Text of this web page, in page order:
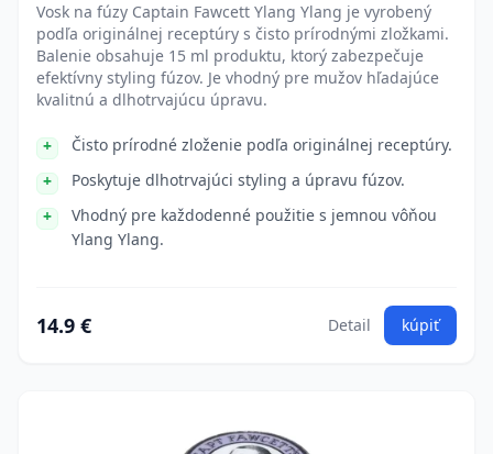
Vosk na fúzy Captain Fawcett Ylang Ylang je vyrobený
podľa originálnej receptúry s čisto prírodnými zložkami.
Balenie obsahuje 15 ml produktu, ktorý zabezpečuje
efektívny styling fúzov. Je vhodný pre mužov hľadajúce
kvalitnú a dlhotrvajúcu úpravu.
Čisto prírodné zloženie podľa originálnej receptúry.
Poskytuje dlhotrvajúci styling a úpravu fúzov.
Vhodný pre každodenné použitie s jemnou vôňou
Ylang Ylang.
14.9 € Detail kúpiť